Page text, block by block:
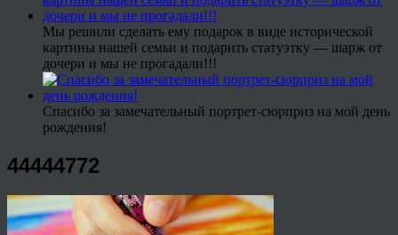
Мы решили сделать ему подарок в виде исторической
картины нашей семьи и подарить статуэтку — шарж от
дочери и мы не прогадали!!!
Спасибо за замечательный портрет-сюрприз на мой день
рождения!
44444772